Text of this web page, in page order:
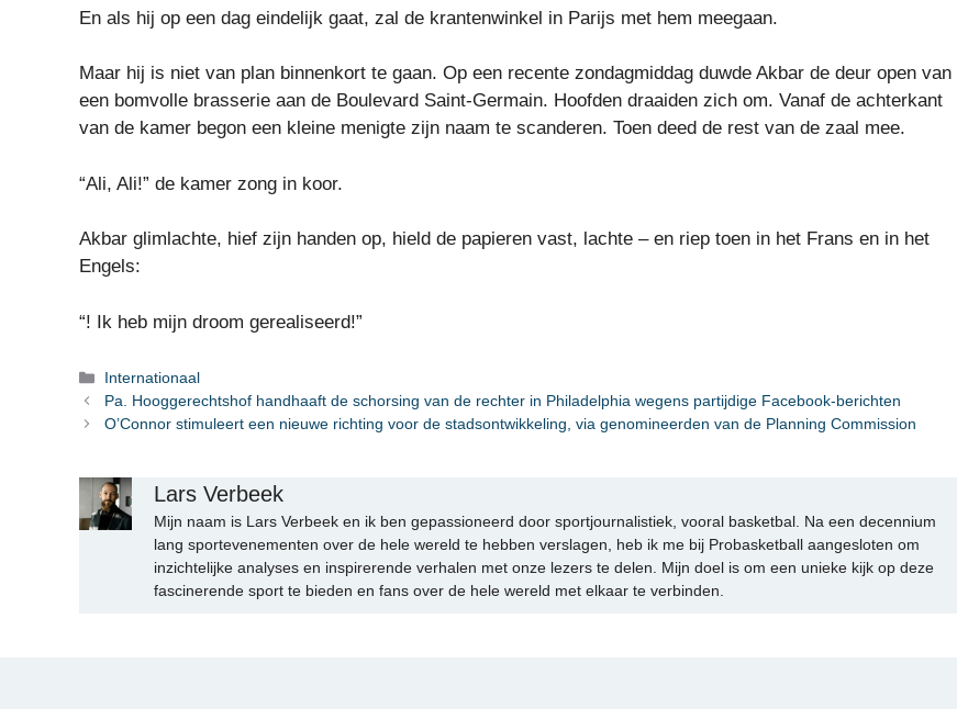
En als hij op een dag eindelijk gaat, zal de krantenwinkel in Parijs met hem meegaan.
Maar hij is niet van plan binnenkort te gaan. Op een recente zondagmiddag duwde Akbar de deur open van
een bomvolle brasserie aan de Boulevard Saint-Germain. Hoofden draaiden zich om. Vanaf de achterkant
van de kamer begon een kleine menigte zijn naam te scanderen. Toen deed de rest van de zaal mee.
“Ali, Ali!” de kamer zong in koor.
Akbar glimlachte, hief zijn handen op, hield de papieren vast, lachte – en riep toen in het Frans en in het
Engels:
“! Ik heb mijn droom gerealiseerd!”
Categorieën
Internationaal
Pa. Hooggerechtshof handhaaft de schorsing van de rechter in Philadelphia wegens partijdige Facebook-berichten
O’Connor stimuleert een nieuwe richting voor de stadsontwikkeling, via genomineerden van de Planning Commission
Lars Verbeek
Mijn naam is Lars Verbeek en ik ben gepassioneerd door sportjournalistiek, vooral basketbal. Na een decennium
lang sportevenementen over de hele wereld te hebben verslagen, heb ik me bij Probasketball aangesloten om
inzichtelijke analyses en inspirerende verhalen met onze lezers te delen. Mijn doel is om een unieke kijk op deze
fascinerende sport te bieden en fans over de hele wereld met elkaar te verbinden.